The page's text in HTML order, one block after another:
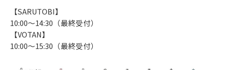
【SARUTOBI】
10:00～14:30（最終受付）
【VOTAN】
10:00～15:30（最終受付）